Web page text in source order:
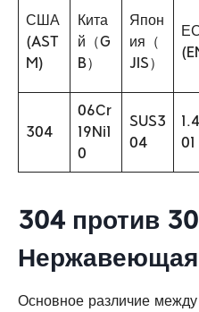
США
(AST
M)
Кита
й（G
B）
Япон
ия（
JIS）
304
06Cr
19Ni1
0
SUS3
04
01
304 против
Нержавеющая
Основное различие